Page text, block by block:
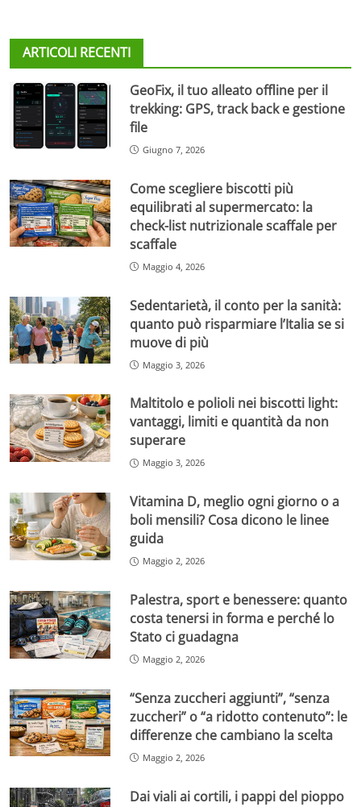
ARTICOLI RECENTI
GeoFix, il tuo alleato offline per il
trekking: GPS, track back e gestione
file
Giugno 7, 2026
Come scegliere biscotti più
equilibrati al supermercato: la
check-list nutrizionale scaffale per
scaffale
Maggio 4, 2026
Sedentarietà, il conto per la sanità:
quanto può risparmiare l’Italia se si
muove di più
Maggio 3, 2026
Maltitolo e polioli nei biscotti light:
vantaggi, limiti e quantità da non
superare
Maggio 3, 2026
Vitamina D, meglio ogni giorno o a
boli mensili? Cosa dicono le linee
guida
Maggio 2, 2026
Palestra, sport e benessere: quanto
costa tenersi in forma e perché lo
Stato ci guadagna
Maggio 2, 2026
“Senza zuccheri aggiunti”, “senza
zuccheri” o “a ridotto contenuto”: le
differenze che cambiano la scelta
Maggio 2, 2026
Dai viali ai cortili, i pappi del pioppo